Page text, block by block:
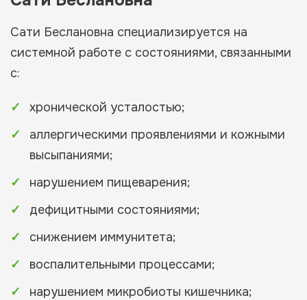
Сати Беслановна специализируется на
системной работе с состояниями, связанными
с:
хронической усталостью;
аллергическими проявлениями и кожными
высыпаниями;
нарушением пищеварения;
дефицитными состояниями;
снижением иммунитета;
воспалительными процессами;
нарушением микробиоты кишечника;